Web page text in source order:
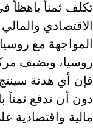
تكلف ثمناً باهظاً
الاقتصادي
المواجهة مع
روسيا، ويضيف
فإن أي هدنة
دون أن تدفع ثمناً
مالية واقتصادية